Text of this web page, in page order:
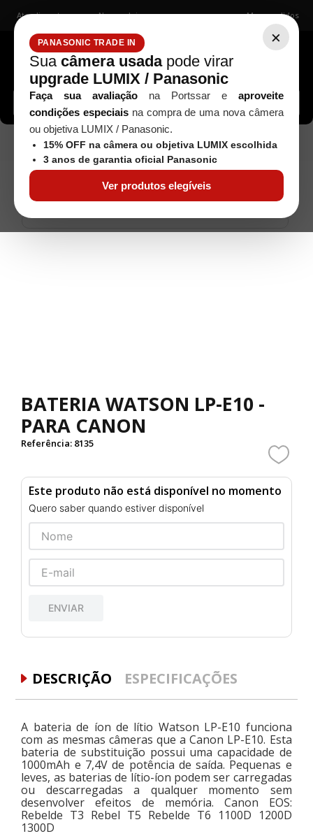
×
PANASONIC TRADE IN
Sua câmera usadapode virar
upgrade LUMIX / Panasonic
Faça sua avaliação na Portssar e aproveite
condições especiaisna compra de uma nova câmera
ou objetiva LUMIX / Panasonic.
15% OFF na câmera ou objetiva LUMIX escolhida
3 anos de garantia oficial Panasonic
Ver produtos elegíveis
Atendimento Nossas lojas Meus pedidos
Buscar câmeras, lentes, acessórios...
Acessórios Pilhas, Baterias e Carregadores
WATSON LP-E10 - PARA CANON
BATERIA WATSON LP-E10 -
PARA CANON
Referência: 8135
Este produto não está disponível no momento
Quero saber quando estiver disponível
ENVIAR
DESCRIÇÃO ESPECIFICAÇÕES
A bateria de íon de lítio Watson LP-E10 funciona
com as mesmas câmeras que a Canon LP-E10. Esta
bateria de substituição possui uma capacidade de
1000mAh e 7,4V de potência de saída. Pequenas e
leves, as baterias de lítio-íon podem ser carregadas
ou descarregadas a qualquer momento sem
desenvolver efeitos de memória. Canon EOS:
Rebelde T3 Rebel T5 Rebelde T6 1100D 1200D
1300D